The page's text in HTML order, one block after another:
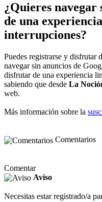
¿Quieres
de una
interrupciones?
Puedes registrarse y disfrutar
navegar sin anuncios de
disfrutar de una experiencia
sabiendo que desde La
web.
Más información sobre la
Comentarios
Comentar
Aviso
Necesitas estar registrado/a